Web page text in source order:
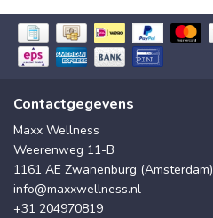
Contactgegevens
Maxx Wellness
Weerenweg 11-B
1161 AE Zwanenburg (Amsterdam)
info@maxxwellness.nl
+31 204970819